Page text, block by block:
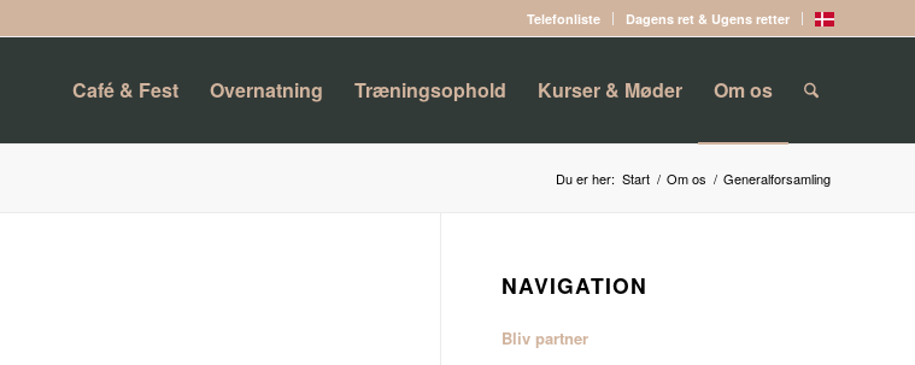
Telefonliste Dagens ret & Ugens retter
Café & Fest Overnatning Træningsophold Kurser & Møder Om os
Du er her: Start / Om os / Generalforsamling
NAVIGATION
Bliv partner